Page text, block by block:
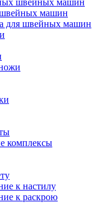
швейных машин
машин
для швейных машин
комплексы
к настилу
к раскрою